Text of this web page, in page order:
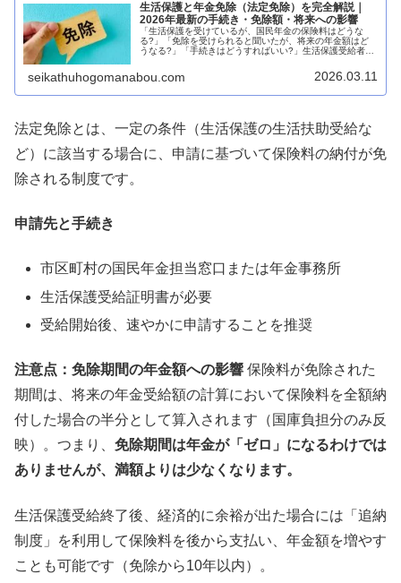
生活保護と年金免除（法定免除）を完全解説｜
2026年最新の手続き・免除額・将来への影響
「生活保護を受けているが、国民年金の保険料はどうな
る?」「免除を受けられると聞いたが、将来の年金額はど
うなる?」「手続きはどうすればいい?」生活保護受給者か
seikathuhogomanabou.com 2026.03.11
法定免除とは、一定の条件（生活保護の生活扶助受給な
ど）に該当する場合に、申請に基づいて保険料の納付が免
除される制度です。
申請先と手続き
市区町村の国民年金担当窓口または年金事務所
生活保護受給証明書が必要
受給開始後、速やかに申請することを推奨
注意点：免除期間の年金額への影響 保険料が免除された
期間は、将来の年金受給額の計算において保険料を全額納
付した場合の半分として算入されます（国庫負担分のみ反
映）。つまり、 免除期間は年金が「ゼロ」になるわけでは
ありませんが、満額よりは少なくなります。
生活保護受給終了後、経済的に余裕が出た場合には「追納
制度」を利用して保険料を後から支払い、年金額を増やす
ことも可能です（免除から10年以内）。